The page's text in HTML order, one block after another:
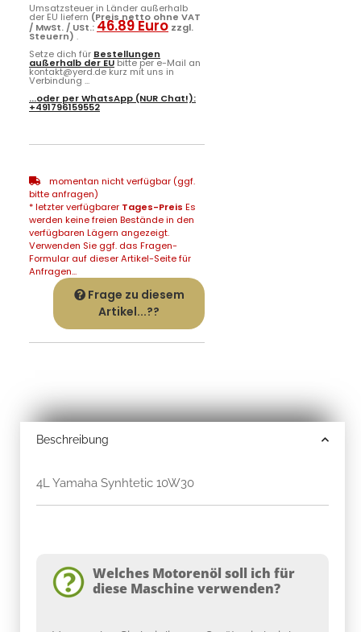
Umsatzsteuer in Länder außerhalb
der EU liefern (Preis netto ohne VAT
/ MwSt. / USt.:46.89 Euro zzgl.
Steuern) .
Setze dich für Bestellungen
außerhalb der EUbitte per e-Mail an
kontakt@yerd.de kurz mit uns in
Verbindung ...
...oder perWhatsApp (NUR Chat!):
+491796159552
momentan nicht verfügbar (ggf.
bitte anfragen)
* letzter verfügbarer Tages-Preis Es
werden keine freien Bestände in den
verfügbaren Lägern angezeigt.
Verwenden Sie ggf. das Fragen-
Formular auf dieser Artikel-Seite für
Anfragen...
Frage zu diesem
Artikel...??
Beschreibung
4L Yamaha Synhtetic 10W30
Welches Motorenöl soll ich für
diese Maschine verwenden?